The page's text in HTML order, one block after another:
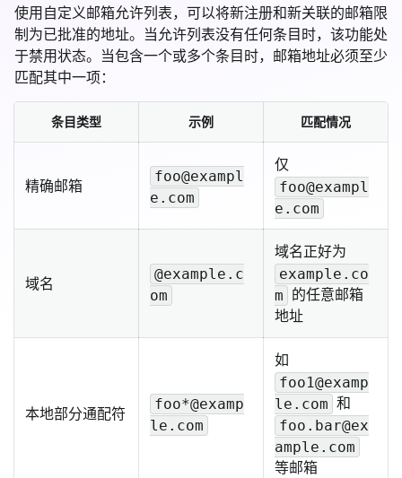
使用自定义邮箱允许列表，可以将新注册和新关联的邮箱限
制为已批准的地址。当允许列表没有任何条目时，该功能处
于禁用状态。当包含一个或多个条目时，邮箱地址必须至少
匹配其中一项：
条目类型 示例 匹配情况
精确邮箱
foo@exampl
e.com
仅
foo@exampl
e.com
域名
@example.c
om
域名正好为
example.co
m 的任意邮箱
地址
本地部分通配符
foo*@examp
le.com
如
foo1@examp
le.com 和
foo.bar@ex
ample.com
等邮箱